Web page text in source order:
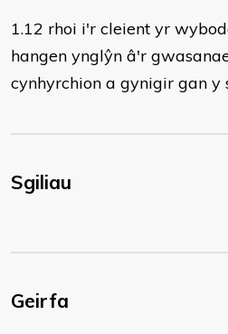
1.12 rhoi i'r cleient yr
hangen ynglŷn â'r
cynhyrchion a gynigir gan y
Sgiliau
Geirfa